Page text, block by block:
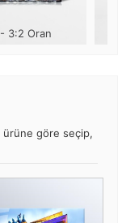
3:2 Oran
ürüne göre seçip,